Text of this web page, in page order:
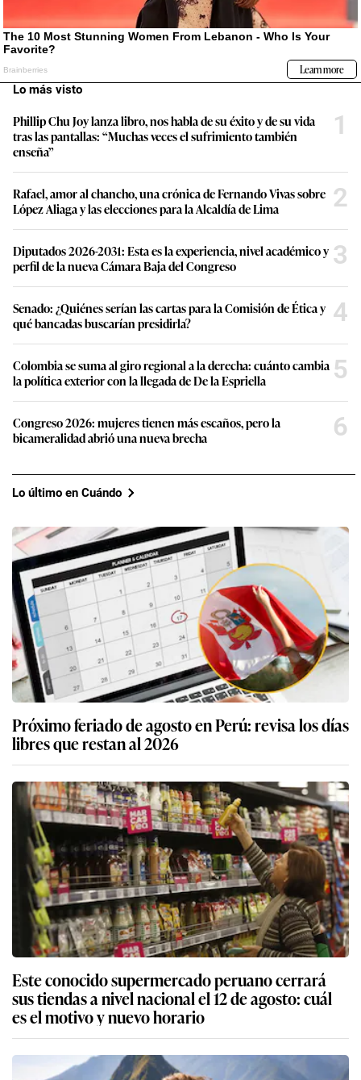
Lo más visto
Phillip Chu Joy lanza libro, nos habla de su éxito y de su vida
tras las pantallas: “Muchas veces el sufrimiento también
enseña”
1
Rafael, amor al chancho, una crónica de Fernando Vivas sobre
López Aliaga y las elecciones para la Alcaldía de Lima
2
Diputados 2026-2031: Esta es la experiencia, nivel académico y
perfil de la nueva Cámara Baja del Congreso
3
Senado: ¿Quiénes serían las cartas para la Comisión de Ética y
qué bancadas buscarían presidirla?
4
Colombia se suma al giro regional a la derecha: cuánto cambia
la política exterior con la llegada de De la Espriella
5
Congreso 2026: mujeres tienen más escaños, pero la
bicameralidad abrió una nueva brecha
6
Lo último en Cuándo
Próximo feriado de agosto en Perú: revisa los días
libres que restan al 2026
Este conocido supermercado peruano cerrará
sus tiendas a nivel nacional el 12 de agosto: cuál
es el motivo y nuevo horario